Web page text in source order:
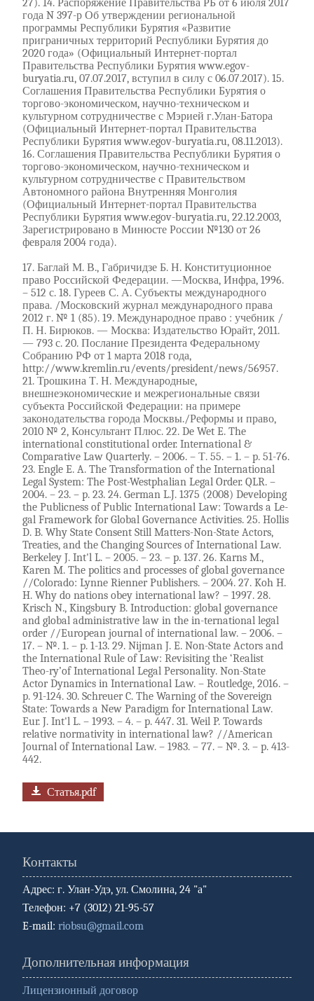
27). 14. Распоряжение Правительства РБ от 6 июля 2017
года N 397-р Об утверждении региональной
программы Республики Бурятия «Развитие
приграничных территорий Республики Бурятия до
2020 года» (Официальный Интернет-портал
Правительства Республики Бурятия www.egov-
buryatia.ru, 07.07.2017, вступил в силу с 06.07.2017). 15.
Соглашения Правительства Республики Бурятия о
торгово-экономическом, научно-техническом и
культурном сотрудничестве с Мэрией г.Улан-Батора
(Официальный Интернет-портал Правительства
Республики Бурятия www.egov-buryatia.ru, 08.11.2013).
16. Соглашения Правительства Республики Бурятия о
торгово-экономическом, научно-техническом и
культурном сотрудничестве с Правительством
Автономного района Внутренняя Монголия
(Официальный Интернет-портал Правительства
Республики Бурятия www.egov-buryatia.ru, 22.12.2003,
Зарегистрировано в Минюсте России №130 от 26
февраля 2004 года).
17. Баглай М. В., Габричидзе Б. Н. Конституционное
право Российской Федерации. —Москва, Инфра, 1996.
– 512 с. 18. Гуреев С. А. Субъекты международного
права. /Московский журнал международного права
2012 г. № 1 (85). 19. Международное право : учебник /
П. Н. Бирюков. — Москва: Издательство Юрайт, 2011.
— 793 с. 20. Послание Президента Федеральному
Собранию РФ от 1 марта 2018 года,
http://www.kremlin.ru/events/president/news/56957.
21. Трошкина Т. Н. Международные,
внешнеэкономические и межрегиональные связи
субъекта Российской Федерации: на примере
законодательства города Москвы./Реформы и право,
2010 № 2, Консультант Плюс. 22. De Wet E. The
international constitutional order. International &
Comparative Law Quarterly. – 2006. – Т. 55. – 1. – p. 51-76.
23. Engle E. A. The Transformation of the International
Legal System: The Post-Westphalian Legal Order. QLR. –
2004. – 23. – p. 23. 24. German L.J. 1375 (2008) Developing
the Publicness of Public International Law: Towards a Le-
gal Framework for Global Governance Activities. 25. Hollis
D. B. Why State Consent Still Matters-Non-State Actors,
Treaties, and the Changing Sources of International Law.
Berkeley J. Int'l L. – 2005. – 23. – p. 137. 26. Karns M.,
Karen M. The politics and processes of global governance
//Colorado: Lynne Rienner Publishers. – 2004. 27. Koh H.
H. Why do nations obey international law? – 1997. 28.
Krisch N., Kingsbury B. Introduction: global governance
and global administrative law in the in-ternational legal
order //European journal of international law. – 2006. –
17. – №. 1. – p. 1-13. 29. Nijman J. E. Non-State Actors and
the International Rule of Law: Revisiting the ‘Realist
Theo-ry’of International Legal Personality. Non-State
Actor Dynamics in International Law. – Routledge, 2016. –
p. 91-124. 30. Schreuer C. The Warning of the Sovereign
State: Towards a New Paradigm for International Law.
Eur. J. Int'l L. – 1993. – 4. – p. 447. 31. Weil P. Towards
relative normativity in international law? //American
Journal of International Law. – 1983. – 77. – №. 3. – p. 413-
442.
Статья.pdf
Контакты
Адрес: г. Улан-Удэ, ул. Смолина, 24 "а"
Телефон: +7 (3012) 21-95-57
E-mail: riobsu@gmail.com
Дополнительная информация
Лицензионный договор